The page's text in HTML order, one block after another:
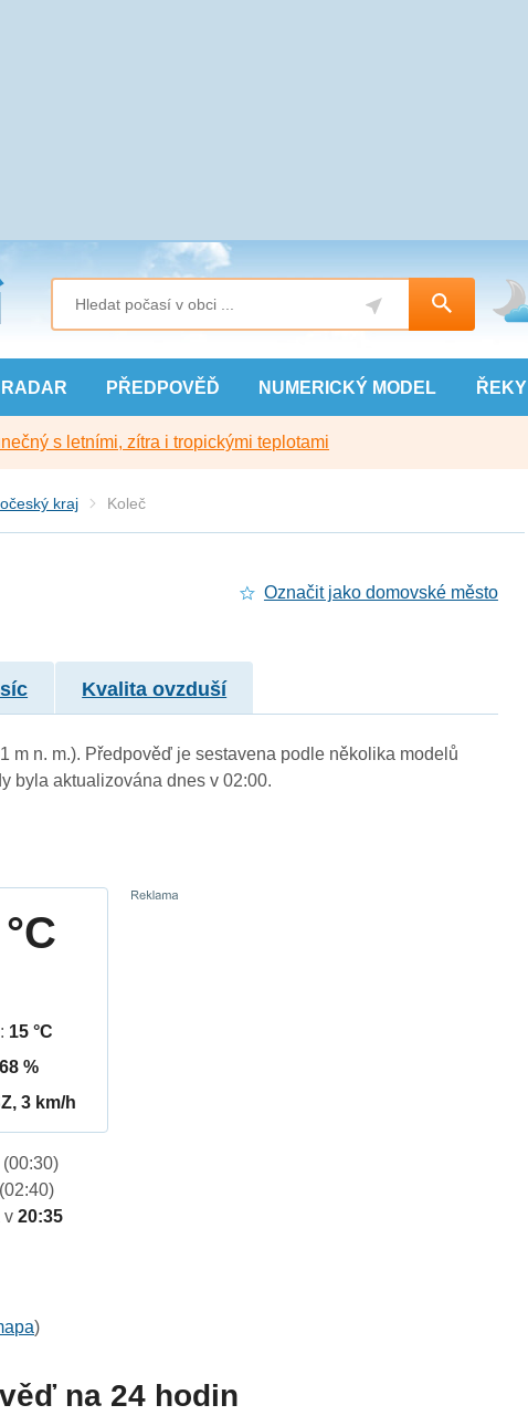
RADAR PŘEDPOVĚĎ NUMERICKÝ MODEL ŘEKY
s letními, zítra i tropickými teplotami
kraj Koleč
Označit jako domovské město
Kvalita ovzduší
m n. m.). Předpověď je sestavena podle několika modelů
byla aktualizována dnes v 02:00.
15 °C
68 %
3 km/h
(00:30)
(02:40)
v20:35
)
na 24 hodin